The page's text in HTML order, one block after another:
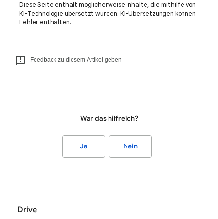
Diese Seite enthält möglicherweise Inhalte, die mithilfe von
KI-Technologie übersetzt wurden. KI-Übersetzungen können
Fehler enthalten.
Feedback zu diesem Artikel geben
War das hilfreich?
Ja Nein
Drive